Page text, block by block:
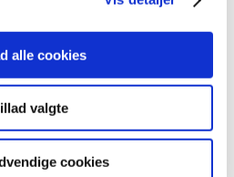
af deres tjenester.
alle cookies
valgte
cookies
året rundt. Vi ser naturen som
vi har rig mulighed for at